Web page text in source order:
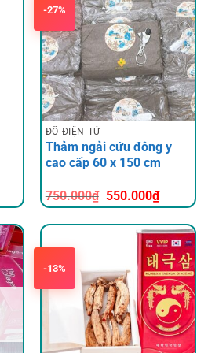
-27%
ĐỒ ĐIỆN TỬ
Thảm ngải cứu đông y
cao cấp 60 x 150 cm
750.000₫ Giá
gốc
là:
750.000₫.
550.000₫Giá
hiện
tại
là:
-13%